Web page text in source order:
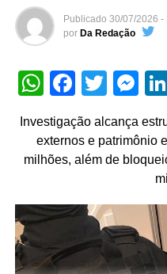
Publicado 30/07/2026 -
por Da Redação
WhatsApp
Investigação alcança
externos e patrimônio
milhões, além de